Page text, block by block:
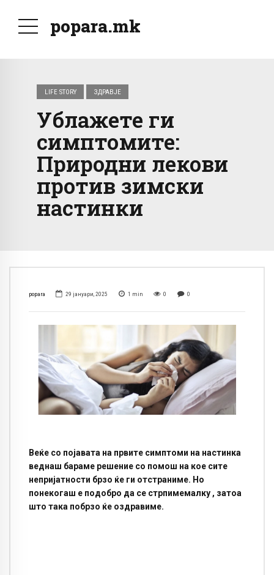
popara.mk
LIFE STORY ЗДРАВЈЕ
Ублажете ги
симптомите:
Природни лекови
против зимски
настинки
popara 29 јануари, 2025 1 min 0 0
Веќе со појавата на првите симптоми на настинка
веднаш бараме решение со помош на кое сите
непријатности брзо ќе ги отстраниме. Но
понекогаш е подобро да се стрпимемалку , затоа
што така побрзо ќе оздравиме.